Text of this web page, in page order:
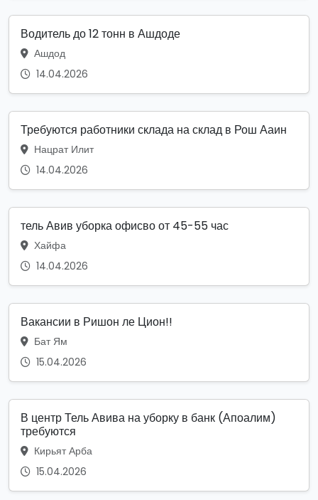
Водитель до 12 тонн в Ашдоде
Ашдод
14.04.2026
Требуются работники склада на склад в Рош Ааин
Нацрат Илит
14.04.2026
тель Авив уборка офисво от 45-55 час
Хайфа
14.04.2026
Вакансии в Ришон ле Цион!!
Бат Ям
15.04.2026
В центр Тель Авива на уборку в банк (Апоалим)
требуются
Кирьят Арба
15.04.2026